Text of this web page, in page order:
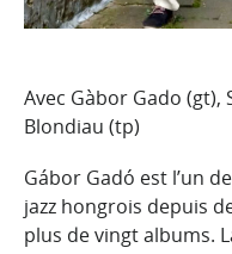
Avec Gàbor Gado (gt),
Blondiau (tp)
Gábor Gadó est l’un
jazz hongrois depuis
plus de vingt albums.